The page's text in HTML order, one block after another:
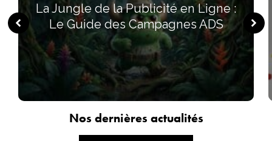
La Jungle de la Publicité en Ligne :
Le Guide des Campagnes ADS
Nos dernières actualités